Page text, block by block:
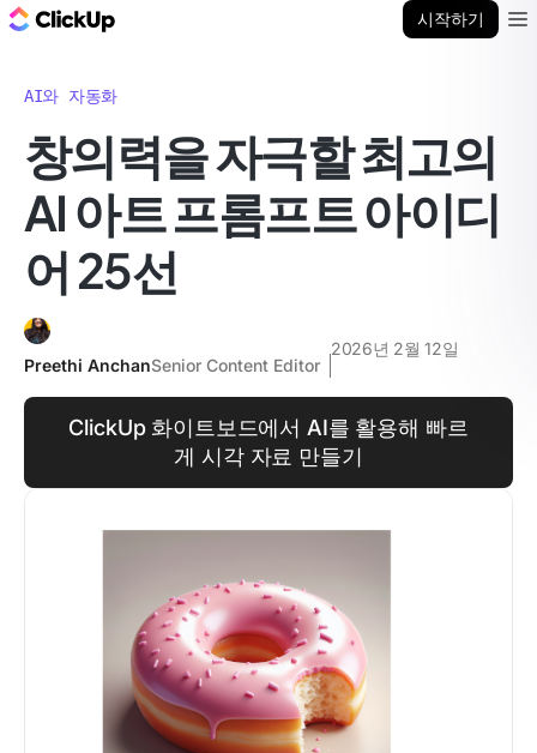
시작하기
AI와 자동화
창의력을 자극할 최고의
AI 아트 프롬프트 아이디
어 25선
Preethi AnchanSenior Content Editor
2026년 2월 12일
ClickUp 화이트보드에서 AI를 활용해 빠르
게 시각 자료 만들기